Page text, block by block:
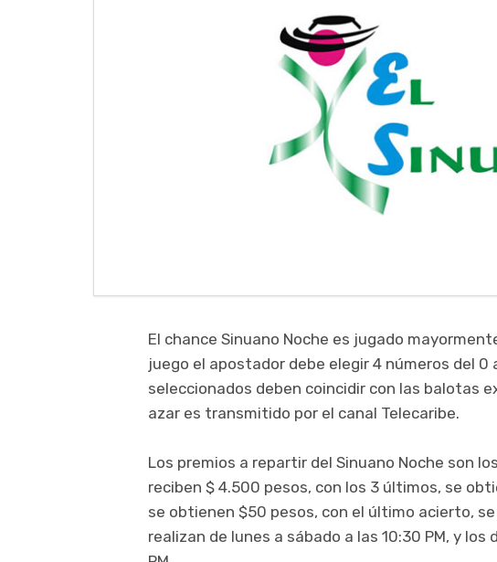
El chance Sinuano Noche es jugado
juego el apostador debe elegir 4 números del 0
seleccionados deben coincidir con las balotas
azar es transmitido por el canal Telecaribe.
Los premios a repartir del Sinuano Noche son
reciben $ 4.500 pesos, con los 3 últimos, se
se obtienen $50 pesos, con el último acierto,
realizan de lunes a sábado a las 10:30 PM, y